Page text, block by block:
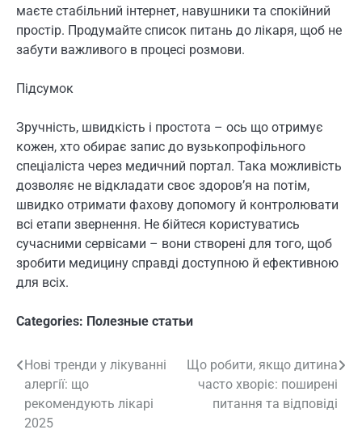
маєте стабільний інтернет, навушники та спокійний
простір. Продумайте список питань до лікаря, щоб не
забути важливого в процесі розмови.
Підсумок
Зручність, швидкість і простота – ось що отримує
кожен, хто обирає запис до вузькопрофільного
спеціаліста через медичний портал. Така можливість
дозволяє не відкладати своє здоров’я на потім,
швидко отримати фахову допомогу й контролювати
всі етапи звернення. Не бійтеся користуватись
сучасними сервісами – вони створені для того, щоб
зробити медицину справді доступною й ефективною
для всіх.
Categories: Полезные статьи
Навигация
по
записям
Нові тренди у лікуванні
алергії: що
рекомендують лікарі
2025
Що робити, якщо дитина
часто хворіє: поширені
питання та відповіді